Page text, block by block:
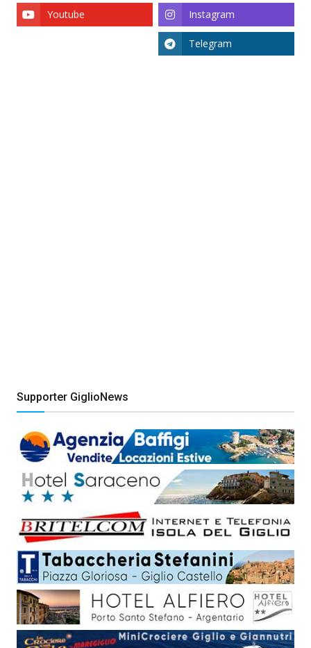
Instagram
Youtube
Telegram
Supporter GiglioNews